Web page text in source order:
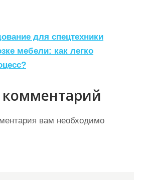
для спецтехники
мебели: как легко
вам необходимо